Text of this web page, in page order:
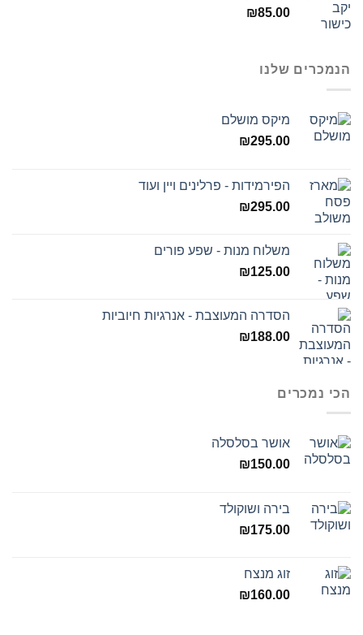
₪85.00
הנמכרים שלנו
מיקס מושלם
₪295.00
הפירמידות - פרלינים ויין ועוד
₪295.00
משלוח מנות - שפע פורים
₪125.00
הסדרה המעוצבת - אנרגיות חיוביות
₪188.00
הכי נמכרים
אושר בסלסלה
₪150.00
בירה ושוקולד
₪175.00
זוג מנצח
₪160.00